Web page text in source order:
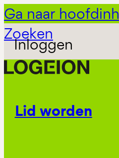
Ga naar
Zoeken
Inloggen
Lid worden